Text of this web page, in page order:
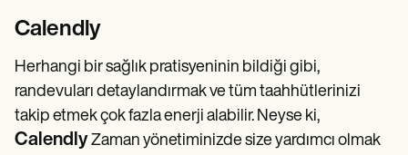
Calendly
Herhangi bir sağlık pratisyeninin bildiği gibi,
randevuları detaylandırmak ve tüm taahhütlerinizi
takip etmek çok fazla enerji alabilir. Neyse ki,
Calendly Zaman yönetiminizde size yardımcı olmak